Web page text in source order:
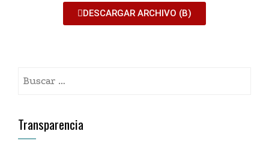
DESCARGAR ARCHIVO (B)
Transparencia